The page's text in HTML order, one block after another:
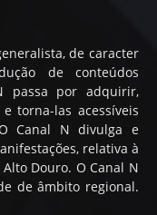
de caracter
de conteúdos
passa por adquirir,
torna-las acessíveis
Canal N divulga e
relativa à
Douro. O Canal N
de âmbito regional.